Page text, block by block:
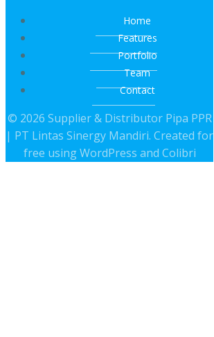
Home
Features
Portfolio
Team
Contact
© 2026 Supplier & Distributor Pipa PPR
| PT Lintas Sinergy Mandiri. Created for
free using WordPress and Colibri